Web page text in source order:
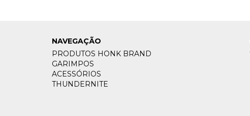
NAVEGAÇÃO
PRODUTOS HONK BRAND
GARIMPOS
ACESSÓRIOS
THUNDERNITE